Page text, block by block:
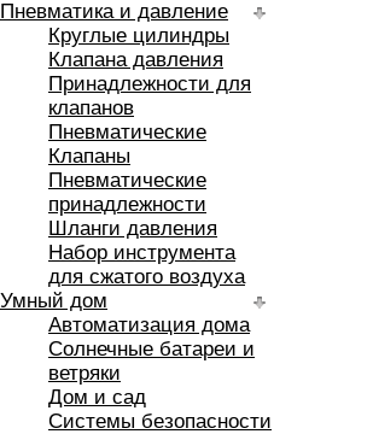
Пневматика и давление
Круглые цилиндры
Клапана давления
Принадлежности для
клапанов
Пневматические
Клапаны
Пневматические
принадлежности
Шланги давления
Набор инструмента
для сжатого воздуха
Умный дом
Автоматизация дома
Солнечные батареи и
ветряки
Дом и сад
Системы безопасности